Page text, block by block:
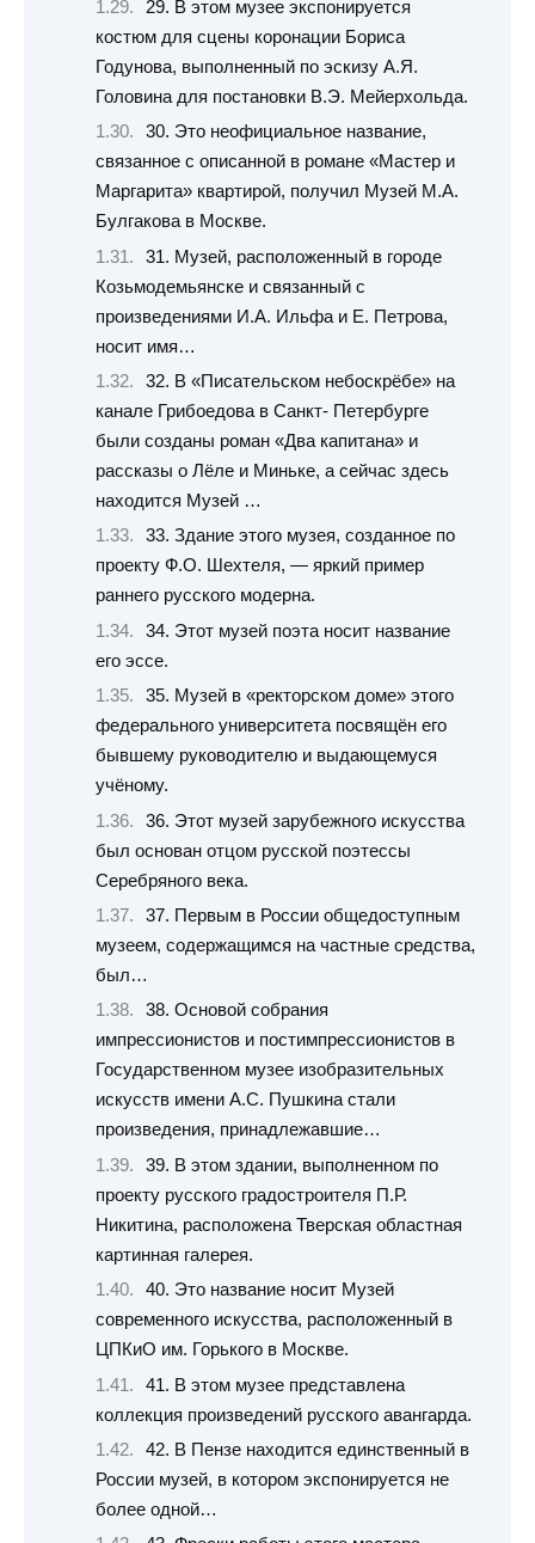
29. В этом музее экспонируется
костюм для сцены коронации Бориса
Годунова, выполненный по эскизу А.Я.
Головина для постановки В.Э. Мейерхольда.
30. Это неофициальное название,
связанное с описанной в романе «Мастер и
Маргарита» квартирой, получил Музей М.А.
Булгакова в Москве.
31. Музей, расположенный в городе
Козьмодемьянске и связанный с
произведениями И.А. Ильфа и Е. Петрова,
носит имя…
32. В «Писательском небоскрёбе» на
канале Грибоедова в Санкт- Петербурге
были созданы роман «Два капитана» и
рассказы о Лёле и Миньке, а сейчас здесь
находится Музей …
33. Здание этого музея, созданное по
проекту Ф.О. Шехтеля, — яркий пример
раннего русского модерна.
34. Этот музей поэта носит название
его эссе.
35. Музей в «ректорском доме» этого
федерального университета посвящён его
бывшему руководителю и выдающемуся
учёному.
36. Этот музей зарубежного искусства
был основан отцом русской поэтессы
Серебряного века.
37. Первым в России общедоступным
музеем, содержащимся на частные средства,
был…
38. Основой собрания
импрессионистов и постимпрессионистов в
Государственном музее изобразительных
искусств имени А.С. Пушкина стали
произведения, принадлежавшие…
39. В этом здании, выполненном по
проекту русского градостроителя П.Р.
Никитина, расположена Тверская областная
картинная галерея.
40. Это название носит Музей
современного искусства, расположенный в
ЦПКиО им. Горького в Москве.
41. В этом музее представлена
коллекция произведений русского авангарда.
42. В Пензе находится единственный в
России музей, в котором экспонируется не
более одной…